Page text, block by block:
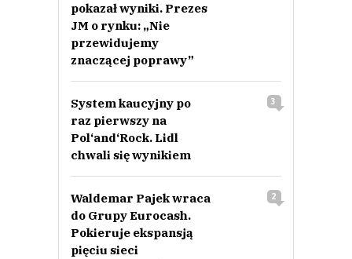
pokazał wyniki. Prezes
JM o rynku: „Nie
przewidujemy
znaczącej poprawy”
System kaucyjny po
raz pierwszy na
Pol‘and‘Rock. Lidl
chwali się wynikiem
3
Waldemar Pajek wraca
do Grupy Eurocash.
Pokieruje ekspansją
pięciu sieci
2